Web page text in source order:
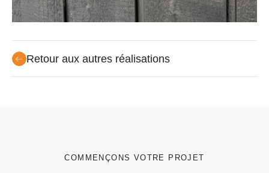
Retour aux autres réalisations
COMMENÇONS VOTRE PROJET